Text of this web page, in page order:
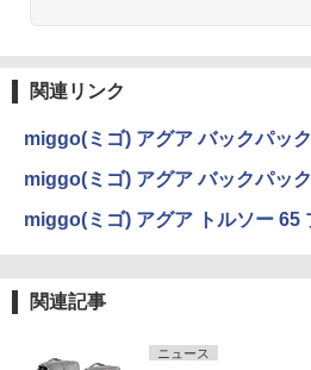
関連リンク
miggo(ミゴ) アグア バックパッ
miggo(ミゴ) アグア バックパッ
miggo(ミゴ) アグア トルソー 65
関連記事
ニュース